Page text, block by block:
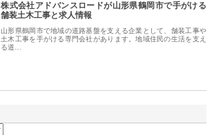
株式会社アドバンスロードが山形県鶴岡市で手がける
舗装土木工事と求人情報
山形県鶴岡市で地域の道路基盤を支える企業として、舗装工事や
土木工事を手がける専門会社があります。地域住民の生活を支え
る道…